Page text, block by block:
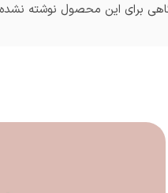
برای این محصول نوشته